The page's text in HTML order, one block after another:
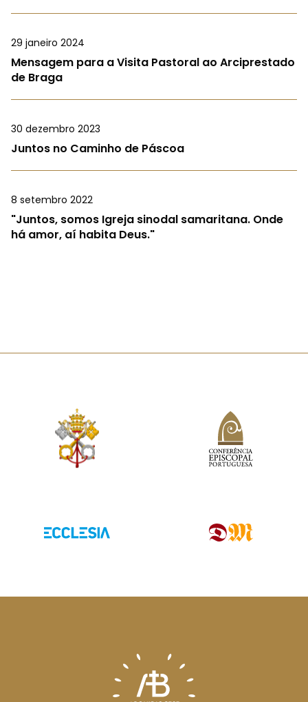
29 janeiro 2024
Mensagem para a Visita Pastoral ao Arciprestado
de Braga
30 dezembro 2023
Juntos no Caminho de Páscoa
8 setembro 2022
"Juntos, somos Igreja sinodal samaritana. Onde
há amor, aí habita Deus."